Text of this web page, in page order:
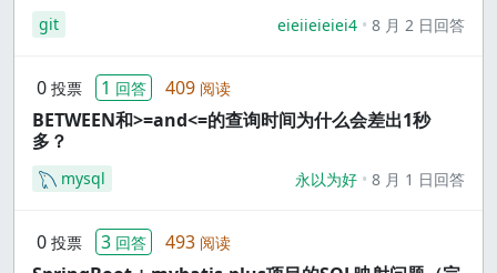
git eieiieieiei4 8 月 2 日回答
0 投票 1 回答 409 阅读
BETWEEN和>=and<=的查询时间为什么会差出1秒
多？
mysql 永以为好 8 月 1 日回答
0 投票 3 回答 493 阅读